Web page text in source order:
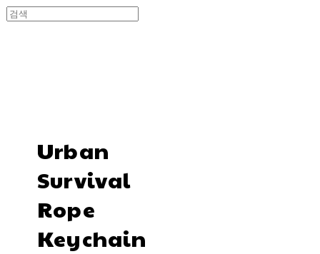
Urban
Survival
Rope
Keychain